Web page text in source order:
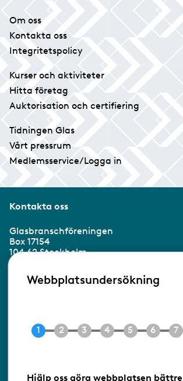
Om oss
Kontakta oss
Integritetspolicy
Kurser och aktiviteter
Hitta företag
Auktorisation och certifiering
Tidningen Glas
Vårt pressrum
Medlemsservice/Logga in
Kontakta oss
Glasbranschföreningen
Box 17154
104 62 Stockholm
Besöksadress:
Ringvägen 100
E-post info@gbf.se
Webbplatsundersökning
Hjälp oss göra webbplatsen bättre